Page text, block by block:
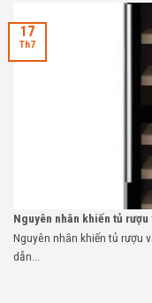
Nguyên nhân khiến tủ
Nguyên nhân khiến tủ rượu
dẫn...
17
Th7